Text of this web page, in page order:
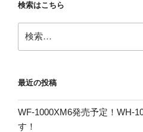
検索はこちら
索:
最近の投稿
WF-1000XM6発売予定！WH-
す！